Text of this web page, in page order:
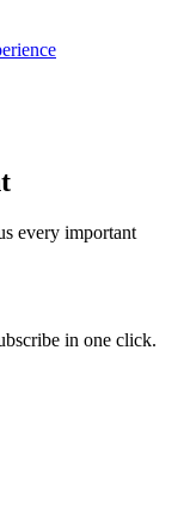
every important
in one click.